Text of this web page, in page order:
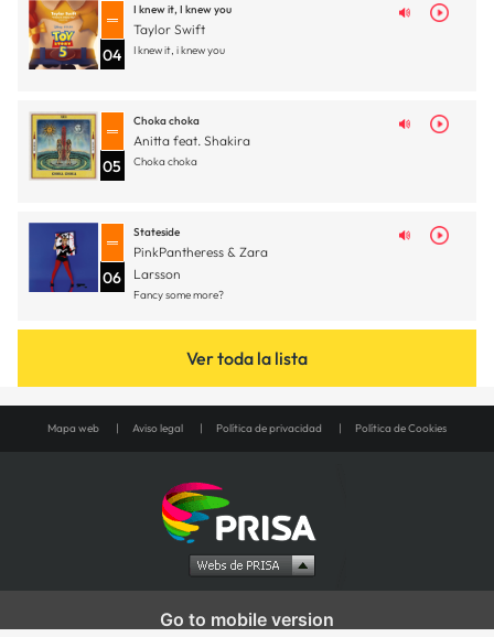
04
I knew it, I knew you
Taylor Swift
I knew it, i knew you
05
Choka choka
Anitta feat. Shakira
Choka choka
06
Stateside
PinkPantheress & Zara
Larsson
Fancy some more?
Ver toda la lista
Mapa web Aviso legal Política de privacidad Política de Cookies
Go to mobile version